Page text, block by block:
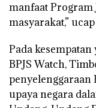
manfaat Program
masyarakat,”
Pada
BPJS Watch,
penyelenggaraan
upaya negara